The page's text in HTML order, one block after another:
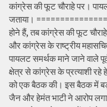
कांग्रेस की फूट चौराहे पर।
जताया।
होने हैं, तब कांग्रेस की फूट
और कांग्रेस के राष्ट्रीय
पायलट समर्थक माने जाने वाले
क्षेत्र से कांग्रेस के प्रत्याशी
को एक बैठक की। इस बैठक में
जैन और हेमंत भाटी ने आरोप